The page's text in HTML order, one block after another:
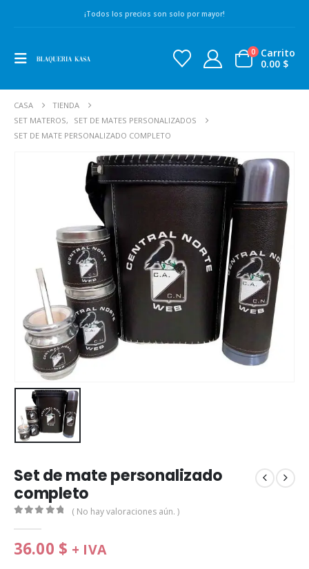
¡Todos los precios son solo por mayor!
0
Carrito
0.00 $
CASA
TIENDA
SET MATEROS,
SET DE MATES PERSONALIZADOS
SET DE MATE PERSONALIZADO COMPLETO
Set de mate personalizado
completo
( No hay valoraciones aún. )
36.00 $ + IVA